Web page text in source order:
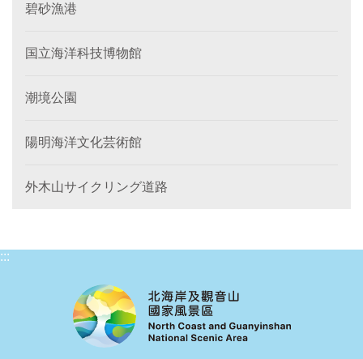
碧砂漁港
国立海洋科技博物館
潮境公園
陽明海洋文化芸術館
外木山サイクリング道路
:::